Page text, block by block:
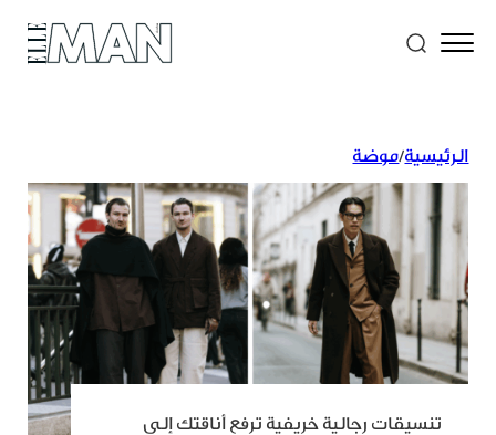
الرئيسية/موضة
تنسيقات رجالية خريفية ترفع أناقتك إلى